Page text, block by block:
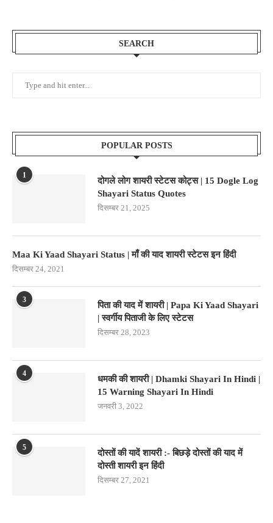
SEARCH
POPULAR POSTS
1
दोगले लोग शायरी स्टेटस कोट्स | 15 Dogle Log
Shayari Status Quotes
दिसम्बर 21, 2025
Maa Ki Yaad Shayari Status | माँ की याद शायरी स्टेटस इन हिंदी
दिसम्बर 24, 2021
3
पिता की याद में शायरी | Papa Ki Yaad Shayari
| स्वर्गीय पिताजी के लिए स्टेटस
दिसम्बर 28, 2023
4
धमकी की शायरी | Dhamki Shayari In Hindi |
15 Warning Shayari In Hindi
जनवरी 3, 2022
5
दोस्तों की यादें शायरी :- बिछड़े दोस्तों की याद में
दोस्ती शायरी इन हिंदी
दिसम्बर 27, 2021